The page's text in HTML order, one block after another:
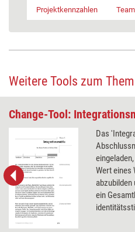
Projektkennzahlen
Weitere Tools zum
Change-Tool:
Das
Wert eines
abzubilden
ein